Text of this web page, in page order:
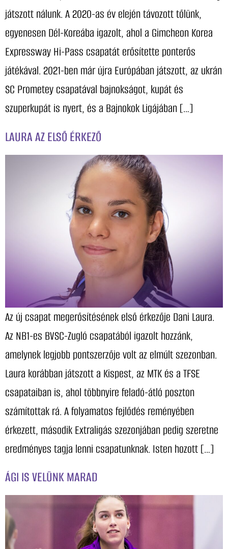
játszott nálunk. A 2020-as év elején távozott tőlünk,
egyenesen Dél-Koreába igazolt, ahol a Gimcheon Korea
Expressway Hi-Pass csapatát erősítette ponterős
játékával. 2021-ben már újra Európában játszott, az ukrán
SC Prometey csapatával bajnokságot, kupát és
szuperkupát is nyert, és a Bajnokok Ligájában […]
LAURA AZ ELSŐ ÉRKEZŐ
Az új csapat megerősítésének első érkezője Dani Laura.
Az NB1-es BVSC-Zugló csapatából igazolt hozzánk,
amelynek legjobb pontszerzője volt az elmúlt szezonban.
Laura korábban játszott a Kispest, az MTK és a TFSE
csapataiban is, ahol többnyire feladó-átló poszton
számítottak rá. A folyamatos fejlődés reményében
érkezett, második Extraligás szezonjában pedig szeretne
eredményes tagja lenni csapatunknak. Isten hozott […]
ÁGI IS VELÜNK MARAD